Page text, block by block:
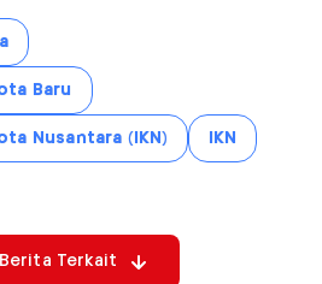
Baru
Nusantara (IKN) IKN
Terkait